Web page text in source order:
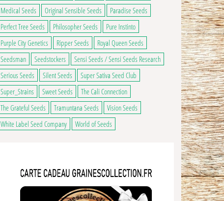
Medical Seeds
Original Sensible Seeds
Paradise Seeds
Perfect Tree Seeds
Philosopher Seeds
Pure Instinto
Purple City Genetics
Ripper Seeds
Royal Queen Seeds
Seedsman
Seedstockers
Sensi Seeds / Sensi Seeds Research
Serious Seeds
Silent Seeds
Super Sativa Seed Club
Super_Strains
Sweet Seeds
The Cali Connection
The Grateful Seeds
Tramuntana Seeds
Vision Seeds
White Label Seed Company
World of Seeds